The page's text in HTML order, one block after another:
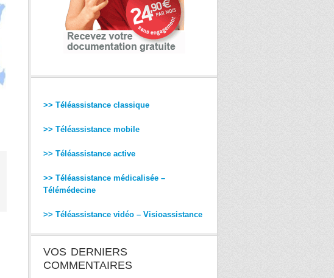
>> Téléassistance classique
>> Téléassistance mobile
>> Téléassistance active
>> Téléassistance médicalisée –
Télémédecine
>> Téléassistance vidéo – Visioassistance
VOS DERNIERS
COMMENTAIRES